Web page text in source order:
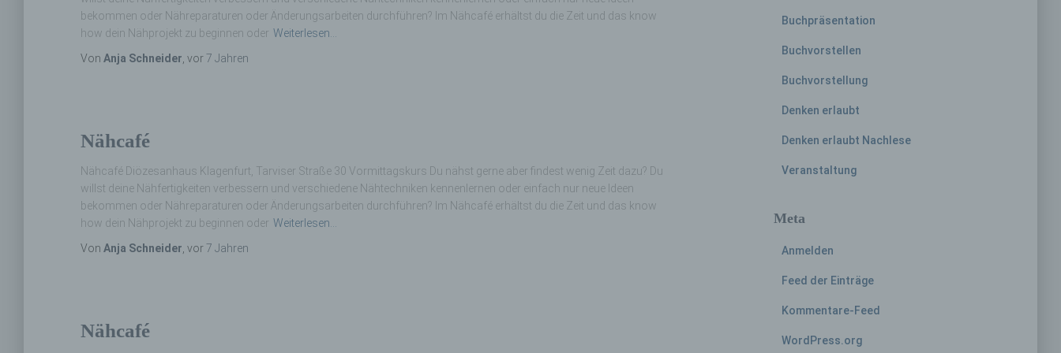
bekommen oder Nähreparaturen oder Änderungsarbeiten durchführen? Im Nähcafé erhältst du die Zeit und das know
how dein Nähprojekt zu beginnen oder Weiterlesen…
Von Anja Schneider , vor7 Jahren
Nähcafé
Nähcafé Diözesanhaus Klagenfurt, Tarviser Straße 30 Vormittagskurs Du nähst gerne aber findest wenig Zeit dazu? Du
willst deine Nähfertigkeiten verbessern und verschiedene Nähtechniken kennenlernen oder einfach nur neue Ideen
bekommen oder Nähreparaturen oder Änderungsarbeiten durchführen? Im Nähcafé erhältst du die Zeit und das know
how dein Nähprojekt zu beginnen oder Weiterlesen…
Von Anja Schneider , vor7 Jahren
Nähcafé
Buchpräsentation
Buchvorstellen
Buchvorstellung
Denken erlaubt
Denken erlaubt Nachlese
Veranstaltung
Meta
Anmelden
Feed der Einträge
Kommentare-Feed
WordPress.org
Verarbeitung Verantwortlichen verarbeitet werden.
Verwendung, die Offenlegung durch Übermittlung, Verbreitung oder
eine andere Form der Bereitstellung, den Abgleich oder die
Verknüpfung, die Einschränkung, das Löschen oder die Vernichtung.